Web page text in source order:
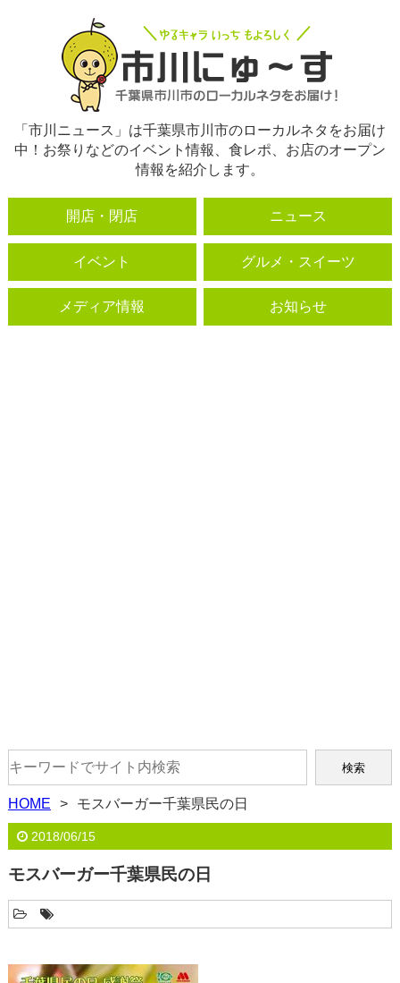
「市川ニュース」は千葉県市川市のローカルネタをお届け
中！お祭りなどのイベント情報、食レポ、お店のオープン
情報を紹介します。
開店・閉店 ニュース
イベント グルメ・スイーツ
メディア情報 お知らせ
HOME モスバーガー千葉県民の日
2018/06/15
モスバーガー千葉県民の日